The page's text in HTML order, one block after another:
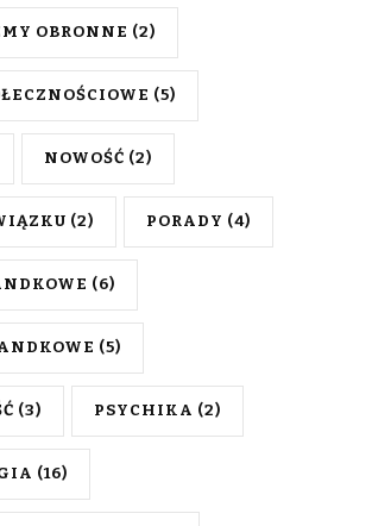
OBRONNE (2)
(5)
NOWOŚĆ (2)
(2) PORADY (4)
(6)
(5)
(3) PSYCHIKA (2)
(16)